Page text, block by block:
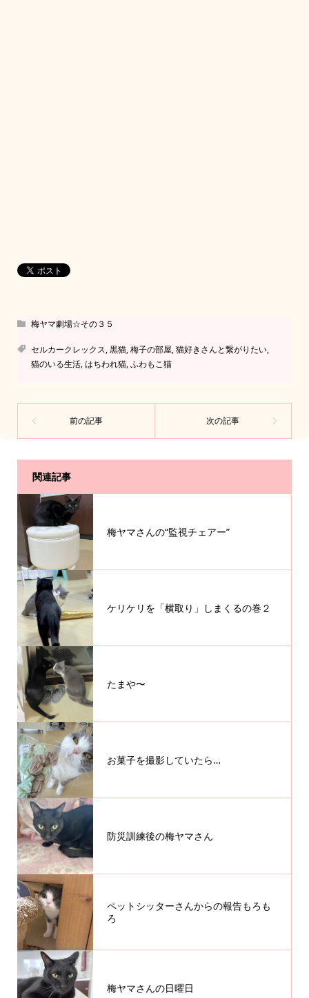
梅ヤマ劇場☆その３５
セルカークレックス,黒猫,梅子の部屋,猫好きさんと繋がりたい,
猫のいる生活,はちわれ猫,ふわもこ猫
関連記事
梅ヤマさんの“監視チェアー”
ケリケリを「横取り」しまくるの巻２
たまや〜
お菓子を撮影していたら…
防災訓練後の梅ヤマさん
ペットシッターさんからの報告もろも
ろ
梅ヤマさんの日曜日